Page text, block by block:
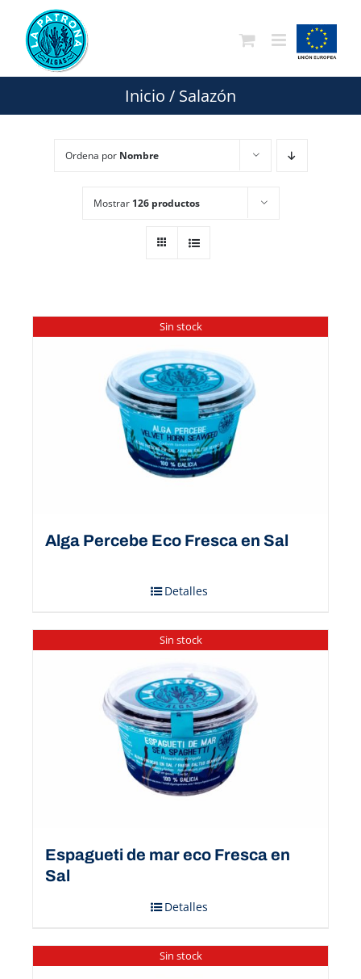
contenido
Inicio / Salazón
Ordena por Nombre
Mostrar 126 productos
Sin stock
Alga Percebe Eco Fresca en Sal
Detalles
Sin stock
Espagueti de mar eco Fresca en
Sal
Detalles
Sin stock